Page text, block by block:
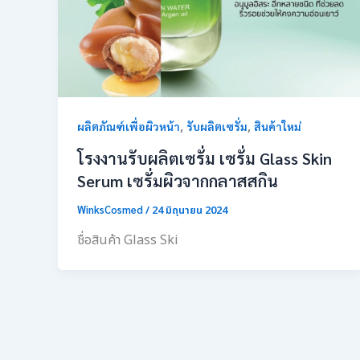
ผลิตภัณฑ์เพื่อผิวหน้า, รับผลิตเซรั่ม, สินค้าใหม่
โรงงานรับผลิตเซรั่ม เซรั่ม Glass Skin
Serum เซรั่มผิวจากกลาสสกิน
WinksCosmed/ 24 มิถุนายน 2024
ชื่อสินค้า Glass Ski